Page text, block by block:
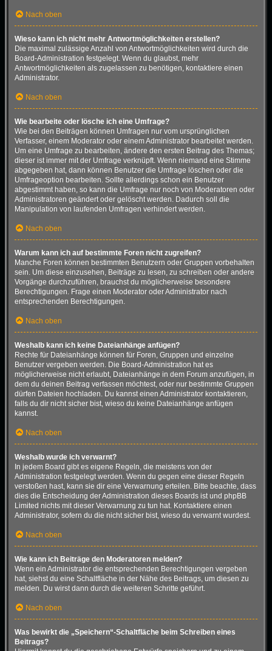
Nach oben
Wieso kann ich nicht mehr Antwortmöglichkeiten erstellen?
Die maximal zulässige Anzahl von Antwortmöglichkeiten wird durch die
Board-Administration festgelegt. Wenn du glaubst, mehr
Antwortmöglichkeiten als zugelassen zu benötigen, kontaktiere einen
Administrator.
Nach oben
Wie bearbeite oder lösche ich eine Umfrage?
Wie bei den Beiträgen können Umfragen nur vom ursprünglichen
Verfasser, einem Moderator oder einem Administrator bearbeitet werden.
Um eine Umfrage zu bearbeiten, ändere den ersten Beitrag des Themas;
dieser ist immer mit der Umfrage verknüpft. Wenn niemand eine Stimme
abgegeben hat, dann können Benutzer die Umfrage löschen oder die
Umfrageoption bearbeiten. Sollte allerdings schon ein Benutzer
abgestimmt haben, so kann die Umfrage nur noch von Moderatoren oder
Administratoren geändert oder gelöscht werden. Dadurch soll die
Manipulation von laufenden Umfragen verhindert werden.
Nach oben
Warum kann ich auf bestimmte Foren nicht zugreifen?
Manche Foren können bestimmten Benutzern oder Gruppen vorbehalten
sein. Um diese einzusehen, Beiträge zu lesen, zu schreiben oder andere
Vorgänge durchzuführen, brauchst du möglicherweise besondere
Berechtigungen. Frage einen Moderator oder Administrator nach
entsprechenden Berechtigungen.
Nach oben
Weshalb kann ich keine Dateianhänge anfügen?
Rechte für Dateianhänge können für Foren, Gruppen und einzelne
Benutzer vergeben werden. Die Board-Administration hat es
möglicherweise nicht erlaubt, Dateianhänge in dem Forum anzufügen, in
dem du deinen Beitrag verfassen möchtest, oder nur bestimmte Gruppen
dürfen Dateien hochladen. Du kannst einen Administrator kontaktieren,
falls du dir nicht sicher bist, wieso du keine Dateianhänge anfügen
kannst.
Nach oben
Weshalb wurde ich verwarnt?
In jedem Board gibt es eigene Regeln, die meistens von der
Administration festgelegt werden. Wenn du gegen eine dieser Regeln
verstoßen hast, kann sie dir eine Verwarnung erteilen. Bitte beachte, dass
dies die Entscheidung der Administration dieses Boards ist und phpBB
Limited nichts mit dieser Verwarnung zu tun hat. Kontaktiere einen
Administrator, sofern du die nicht sicher bist, wieso du verwarnt wurdest.
Nach oben
Wie kann ich Beiträge den Moderatoren melden?
Wenn ein Administrator die entsprechenden Berechtigungen vergeben
hat, siehst du eine Schaltfläche in der Nähe des Beitrags, um diesen zu
melden. Du wirst dann durch die weiteren Schritte geführt.
Nach oben
Was bewirkt die „Speichern“-Schaltfläche beim Schreiben eines
Beitrags?